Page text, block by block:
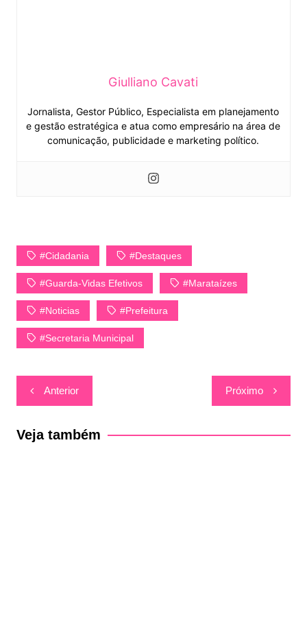
Giulliano Cavati
Jornalista, Gestor Público, Especialista em planejamento
e gestão estratégica e atua como empresário na área de
comunicação, publicidade e marketing político.
#cidadania #Destaques
#guarda-Vidas Efetivos #Marataízes
#Noticias #Prefeitura
#Secretaria Municipal
Navegação
de
Post
Anterior Próximo
Veja também